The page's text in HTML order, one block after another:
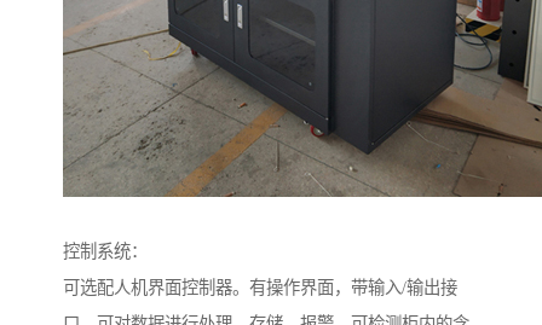
控制系统：
可选配人机界面控制器。有操作界面，带输入/输出接